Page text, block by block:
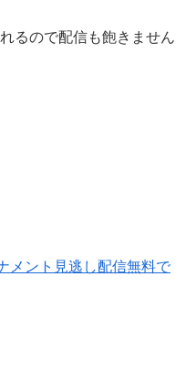
るので配信も飽きません
メント見逃し配信無料で